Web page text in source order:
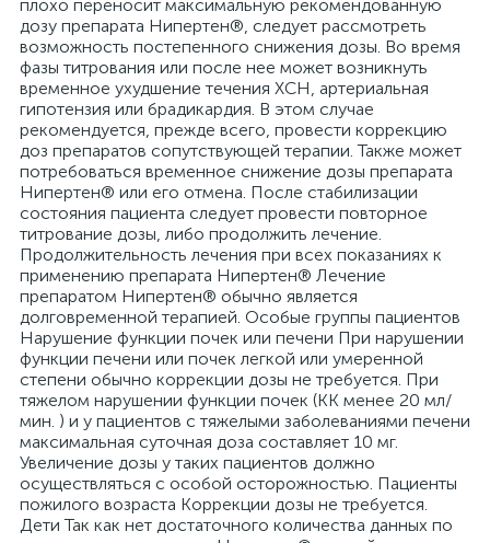
плохо переносит максимальную рекомендованную
дозу препарата Нипертен®, следует рассмотреть
возможность постепенного снижения дозы. Во время
фазы титрования или после нее может возникнуть
временное ухудшение течения ХСН, артериальная
гипотензия или брадикардия. В этом случае
рекомендуется, прежде всего, провести коррекцию
доз препаратов сопутствующей терапии. Также может
потребоваться временное снижение дозы препарата
Нипертен® или его отмена. После стабилизации
состояния пациента следует провести повторное
титрование дозы, либо продолжить лечение.
Продолжительность лечения при всех показаниях к
применению препарата Нипертен® Лечение
препаратом Нипертен® обычно является
долговременной терапией. Особые группы пациентов
Нарушение функции почек или печени При нарушении
функции печени или почек легкой или умеренной
степени обычно коррекции дозы не требуется. При
тяжелом нарушении функции почек (КК менее 20 мл/
мин. ) и у пациентов с тяжелыми заболеваниями печени
максимальная суточная доза составляет 10 мг.
Увеличение дозы у таких пациентов должно
осуществляться с особой осторожностью. Пациенты
пожилого возраста Коррекции дозы не требуется.
Дети Так как нет достаточного количества данных по